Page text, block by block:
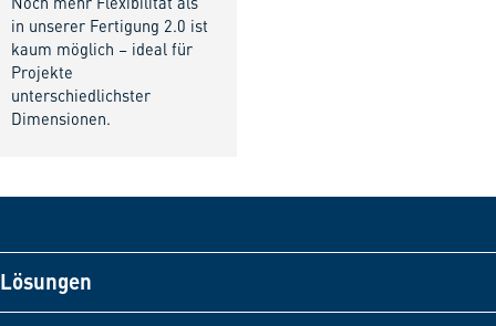
Noch mehr Flexibilität als
in unserer Fertigung 2.0 ist
kaum möglich – ideal für
Projekte
unterschiedlichster
Dimensionen.
Lösungen